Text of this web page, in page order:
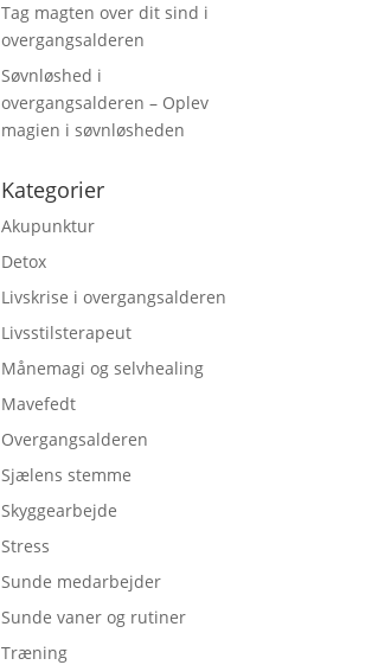
Tag magten over dit sind i
overgangsalderen
Søvnløshed i
overgangsalderen – Oplev
magien i søvnløsheden
Kategorier
Akupunktur
Detox
Livskrise i overgangsalderen
Livsstilsterapeut
Månemagi og selvhealing
Mavefedt
Overgangsalderen
Sjælens stemme
Skyggearbejde
Stress
Sunde medarbejder
Sunde vaner og rutiner
Træning